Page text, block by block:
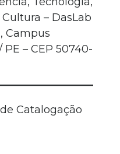
– DasLab
Campus
– CEP 50740-
Catalogação